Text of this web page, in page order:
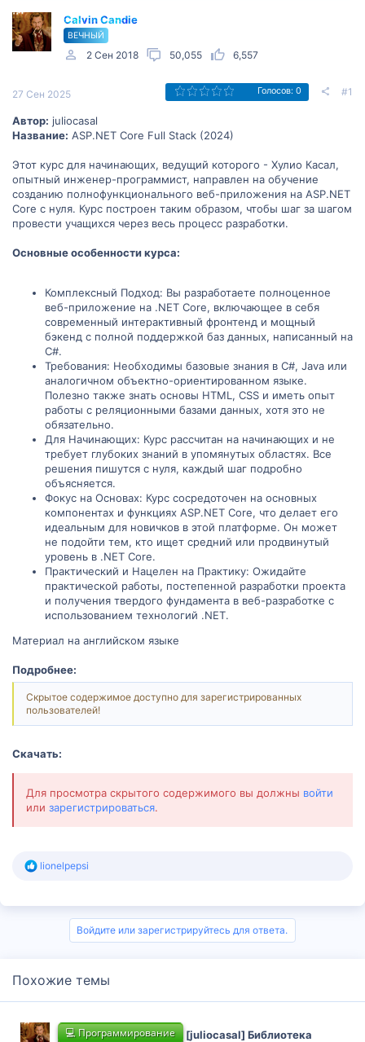
Calvin Candie
ВЕЧНЫЙ
2 Сен 2018 50,055 6,557
27 Сен 2025 Голосов: 0 #1
Автор: juliocasal
Название: ASP.NET Core Full Stack (2024)
Этот курс для начинающих, ведущий которого - Хулио Касал,
опытный инженер-программист, направлен на обучение
созданию полнофункционального веб-приложения на ASP.NET
Core с нуля. Курс построен таким образом, чтобы шаг за шагом
провести учащихся через весь процесс разработки.
Основные особенности курса:
Комплексный Подход: Вы разработаете полноценное
веб-приложение на .NET Core, включающее в себя
современный интерактивный фронтенд и мощный
бэкенд с полной поддержкой баз данных, написанный на
C#.
Требования: Необходимы базовые знания в C#, Java или
аналогичном объектно-ориентированном языке.
Полезно также знать основы HTML, CSS и иметь опыт
работы с реляционными базами данных, хотя это не
обязательно.
Для Начинающих: Курс рассчитан на начинающих и не
требует глубоких знаний в упомянутых областях. Все
решения пишутся с нуля, каждый шаг подробно
объясняется.
Фокус на Основах: Курс сосредоточен на основных
компонентах и функциях ASP.NET Core, что делает его
идеальным для новичков в этой платформе. Он может
не подойти тем, кто ищет средний или продвинутый
уровень в .NET Core.
Практический и Нацелен на Практику: Ожидайте
практической работы, постепенной разработки проекта
и получения твердого фундамента в веб-разработке с
использованием технологий .NET.
Материал на английском языке
Подробнее:
Скрытое содержимое доступно для зарегистрированных
пользователей!
Скачать:
Для просмотра скрытого содержимого вы должны войти
или зарегистрироваться.
Р
к
lionelpepsi
Войдите или зарегистрируйтесь для ответа.
Похожие темы
💻 Программирование
[juliocasal] Библиотека